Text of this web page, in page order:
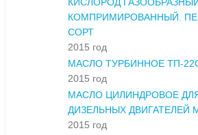
КИСЛОРОД
КОМПРИМИРОВАННЫЙ.
СОРТ
2015 год
МАСЛО ТУРБИННОЕ ТП-
2015 год
МАСЛО ЦИЛИНДРОВОЕ
ДИЗЕЛЬНЫХ ДВИГАТЕЛЕЙ
2015 год